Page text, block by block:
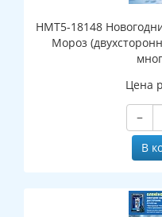
НМТ5-18148
Мороз
Цена
−
В